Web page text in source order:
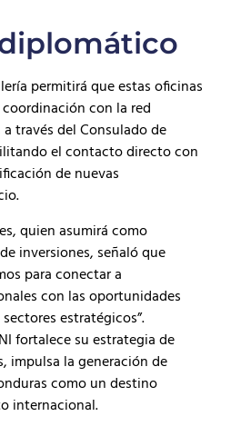
permitirá que estas oficinas
con la red
través del Consulado de
el contacto directo con
de nuevas
quien asumirá como
inversiones, señaló que
para conectar a
con las oportunidades
estratégicos”.
fortalece su estrategia de
impulsa la generación de
como un destino
internacional.